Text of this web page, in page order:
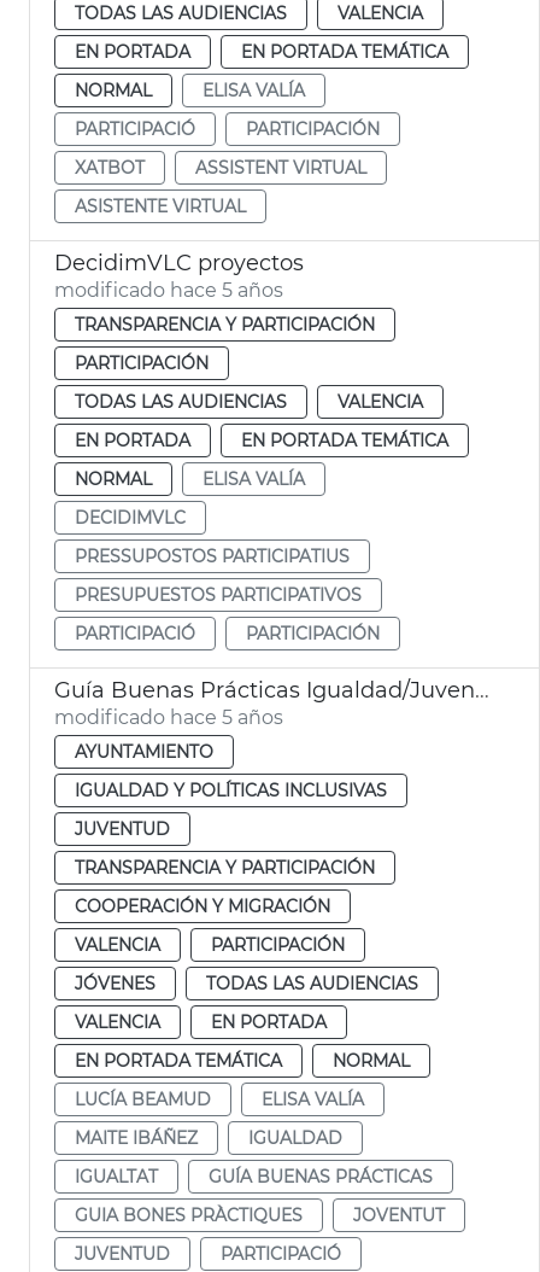
TODAS LAS AUDIENCIAS
VALENCIA
EN PORTADA
EN PORTADA TEMÁTICA
NORMAL
ELISA VALÍA
PARTICIPACIÓ
PARTICIPACIÓN
XATBOT
ASSISTENT VIRTUAL
ASISTENTE VIRTUAL
DecidimVLC proyectos
modificado hace 5 años
TRANSPARENCIA Y PARTICIPACIÓN
PARTICIPACIÓN
TODAS LAS AUDIENCIAS
VALENCIA
EN PORTADA
EN PORTADA TEMÁTICA
NORMAL
ELISA VALÍA
DECIDIMVLC
PRESSUPOSTOS PARTICIPATIUS
PRESUPUESTOS PARTICIPATIVOS
PARTICIPACIÓ
PARTICIPACIÓN
Guía Buenas Prácticas Igualdad/Juventud
modificado hace 5 años
AYUNTAMIENTO
IGUALDAD Y POLÍTICAS INCLUSIVAS
JUVENTUD
TRANSPARENCIA Y PARTICIPACIÓN
COOPERACIÓN Y MIGRACIÓN
VALENCIA
PARTICIPACIÓN
JÓVENES
TODAS LAS AUDIENCIAS
VALENCIA
EN PORTADA
EN PORTADA TEMÁTICA
NORMAL
LUCÍA BEAMUD
ELISA VALÍA
MAITE IBÁÑEZ
IGUALDAD
IGUALTAT
GUÍA BUENAS PRÁCTICAS
GUIA BONES PRÀCTIQUES
JOVENTUT
JUVENTUD
PARTICIPACIÓ